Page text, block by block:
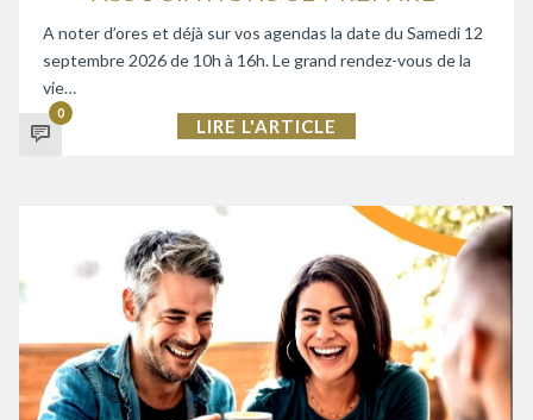
A noter d’ores et déjà sur vos agendas la date du Samedi 12
septembre 2026 de 10h à 16h. Le grand rendez-vous de la
vie…
0
LIRE L'ARTICLE